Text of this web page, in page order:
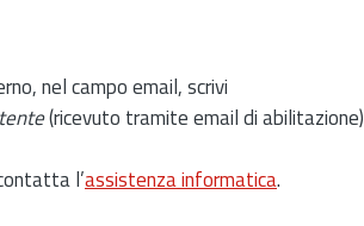
nel campo email, scrivi
(ricevuto tramite email di abilitazione)
l’assistenza informatica.